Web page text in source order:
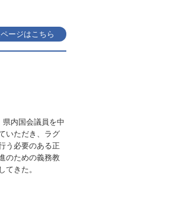
ージはこちら
内国会議員を中
いただき、ラグ
う必要のある正
のための義務教
きた。